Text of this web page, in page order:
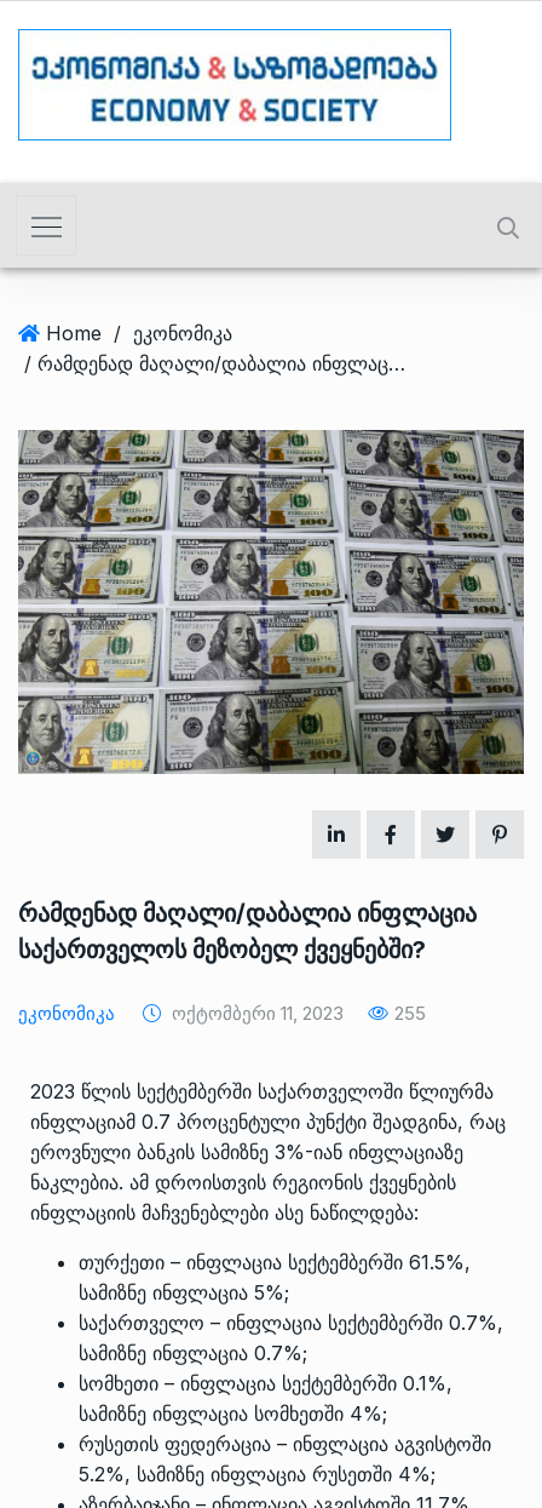
Home / ეკონომიკა
/ რამდენად მაღალი/დაბალია ინფლაცია საქართველოს მეზობელ ქვეყნებში?
რამდენად მაღალი/დაბალია ინფლაცია
საქართველოს მეზობელ ქვეყნებში?
Ეკონომიკა Ოქტომბერი 11, 2023 255
2023 წლის სექტემბერში საქართველოში წლიურმა
ინფლაციამ 0.7 პროცენტული პუნქტი შეადგინა, რაც
ეროვნული ბანკის სამიზნე 3%-იან ინფლაციაზე
ნაკლებია. ამ დროისთვის რეგიონის ქვეყნების
ინფლაციის მაჩვენებლები ასე ნაწილდება:
თურქეთი – ინფლაცია სექტემბერში 61.5%,
სამიზნე ინფლაცია 5%;
საქართველო – ინფლაცია სექტემბერში 0.7%,
სამიზნე ინფლაცია 0.7%;
სომხეთი – ინფლაცია სექტემბერში 0.1%,
სამიზნე ინფლაცია სომხეთში 4%;
რუსეთის ფედერაცია – ინფლაცია აგვისტოში
5.2%, სამიზნე ინფლაცია რუსეთში 4%;